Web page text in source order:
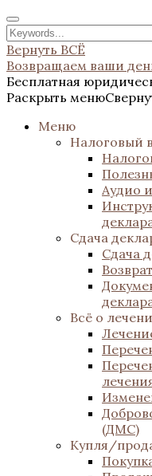
Вернуть ВСЁ
Возвращаем ваши
Бесплатная
Раскрыть меню
Меню
Налоговый
Аудио
Сдача
Сдача
Всё о
(ДМС)
Купля/